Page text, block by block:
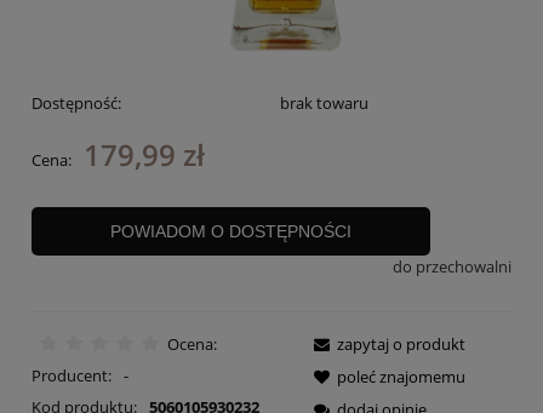
Dostępność: brak towaru
Cena: 179,99 zł
POWIADOM O DOSTĘPNOŚCI
do przechowalni
Ocena:
Producent: -
Kod produktu: 5060105930232
zapytaj o produkt
poleć znajomemu